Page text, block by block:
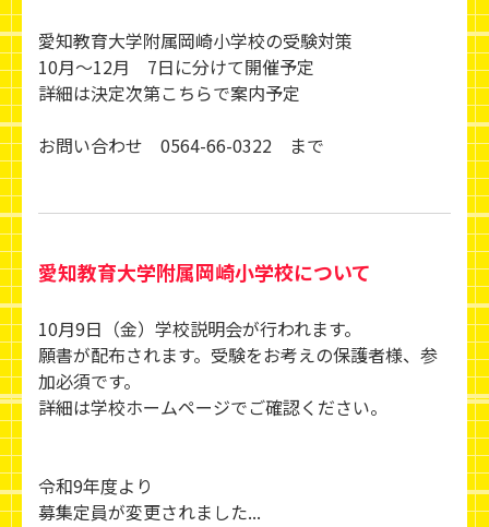
愛知教育大学附属岡崎小学校の受験対策
10月～12月 7日に分けて開催予定
詳細は決定次第こちらで案内予定
お問い合わせ 0564-66-0322 まで
愛知教育大学附属岡崎小学校について
10月9日（金）学校説明会が行われます。
願書が配布されます。受験をお考えの保護者様、参
加必須です。
詳細は学校ホームページでご確認ください。
令和9年度より
募集定員が変更されました...